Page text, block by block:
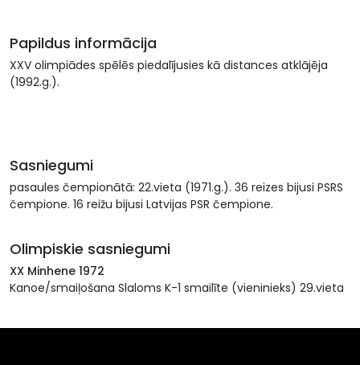
Papildus informācija
XXV olimpiādes spēlēs piedalījusies kā distances atklājēja
(1992.g.).
Sasniegumi
pasaules čempionātā: 22.vieta (1971.g.). 36 reizes bijusi PSRS
čempione. 16 reižu bijusi Latvijas PSR čempione.
Olimpiskie sasniegumi
XX Minhene 1972
Kanoe/smaiļošana Slaloms K-1 smailīte (vieninieks) 29.vieta